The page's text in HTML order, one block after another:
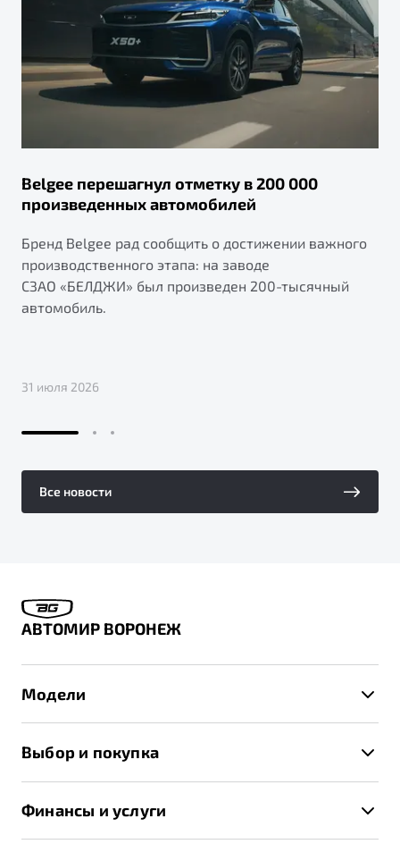
Belgee перешагнул отметку в 200 000
произведенных автомобилей
Бренд Belgee рад сообщить о достижении важного
производственного этапа: на заводе
СЗАО «БЕЛДЖИ» был произведен 200-тысячный
автомобиль.
31 июля 2026
Все новости
АВТОМИР ВОРОНЕЖ
Модели
X70
Выбор и покупка
Финансы и услуги